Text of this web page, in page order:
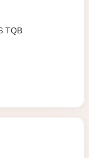
TQB